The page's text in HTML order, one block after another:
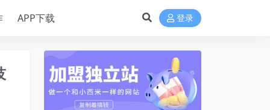
APP下载 登录